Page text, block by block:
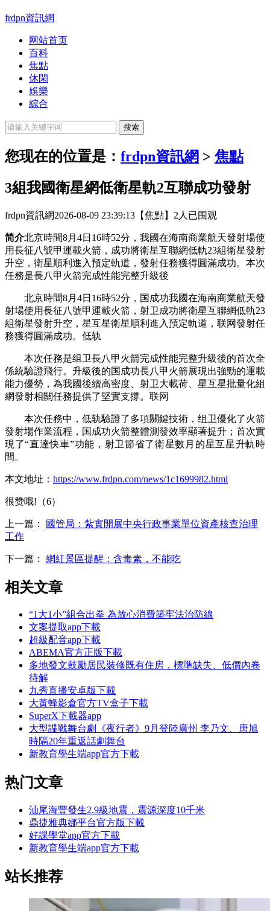
frdpn資訊網
网站首页
百科
焦點
休閑
娛樂
綜合
您现在的位置是： frdpn資訊網 > 焦點
3組我國衛星網低衛星軌2互聯成功發射
frdpn資訊網2026-08-09 23:39:13 【焦點】 2人已围观
简介北京時間8月4日16時52分，我國在海南商業航天發射場使
用長征八號甲運載火箭，成功將衛星互聯網低軌23組衛星發射
升空，衛星順利進入預定軌道，發射任務獲得圓滿成功。本次
任務是長八甲火箭完成性能完整升級後
北京時間8月4日16時52分，国成功我國在海南商業航天發
射場使用長征八號甲運載火箭，射卫成功將衛星互聯網低軌23
組衛星發射升空，星互星衛星順利進入預定軌道，联网發射任
務獲得圓滿成功。低轨
本次任務是组卫長八甲火箭完成性能完整升級後的首次全
係統驗證飛行。升級後的国成功長八甲火箭展現出強勁的運載
能力優勢，為我國後續高密度、射卫大載荷、星互星批量化組
網發射相關任務提供了堅實支撐。联网
本次任務中，低轨驗證了多項關鍵技術，组卫優化了火箭
發射場作業流程，国成功火箭整體測發效率顯著提升；首次實
現了“直達快車”功能，射卫節省了衛星數月的星互星升軌時
間。
本文地址： https://www.frdpn.com/news/1c1699982.html
很赞哦!（6）
上一篇：
國管局：紮實開展中央行政事業單位資產核查治理
工作
下一篇： 網紅景區提醒：含毒素，不能吃
相关文章
“1大1小”組合出拳 為放心消費築牢法治防線
文案提取app下載
超級配音app下載
ABEMA官方正版下載
多地發文鼓勵居民裝修既有住房，標準缺失、低價內卷
待解
九秀直播安卓版下載
大黃蜂影倉官方TV盒子下載
SuperX下載器app
大型諜戰舞台劇《夜行者》9月登陸廣州 李乃文、唐旭
時隔20年重返話劇舞台
新教育學生端app官方下載
热门文章
汕尾海豐發生2.9級地震，震源深度10千米
鼎捷雅典娜平台官方版下載
好課學堂app官方下載
新教育學生端app官方下載
站长推荐